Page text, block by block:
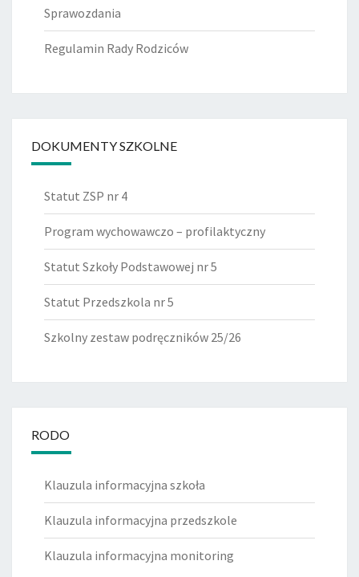
Sprawozdania
Regulamin Rady Rodziców
DOKUMENTY SZKOLNE
Statut ZSP nr 4
Program wychowawczo – profilaktyczny
Statut Szkoły Podstawowej nr 5
Statut Przedszkola nr 5
Szkolny zestaw podręczników 25/26
RODO
Klauzula informacyjna szkoła
Klauzula informacyjna przedszkole
Klauzula informacyjna monitoring